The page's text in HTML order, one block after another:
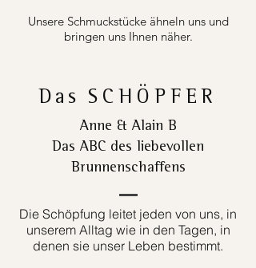
Unsere Schmuckstücke ähneln uns und
bringen uns Ihnen näher.
Das SCHÖPFER
Anne & Alain B
Das ABC des liebevollen
Brunnenschaffens
Die Schöpfung leitet jeden von uns, in
unserem Alltag wie in den Tagen, in
denen sie unser Leben bestimmt.